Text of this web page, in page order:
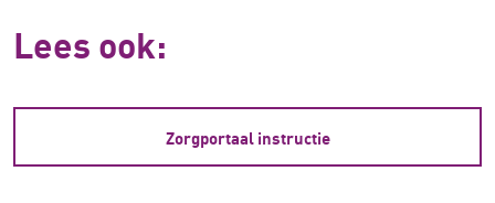
Lees ook:
Zorgportaal instructie